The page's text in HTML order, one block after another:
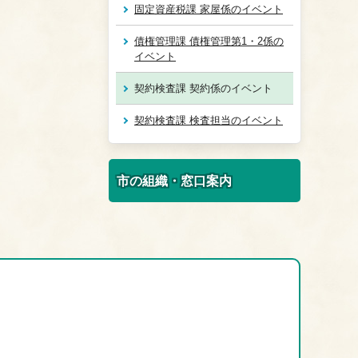
固定資産税課 家屋係のイベント
債権管理課 債権管理第1・2係の
イベント
契約検査課 契約係のイベント
契約検査課 検査担当のイベント
市の組織・窓口案内